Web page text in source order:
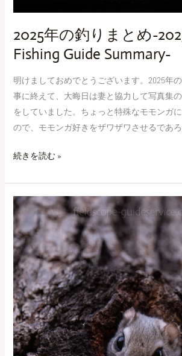
2025年の釣りまとめ-
Fishing Guide Summary-
明けましておめでとうございます。2025年
事に終えて、大晦日は妻と協力して写真集
をしていました。ちょっと特殊なモモンガ
ので、モモンガ好きをザワザワさせるであ
続きを読む »
エ
ゾ
モ
モ
ン
ガ
の
椅
子
は